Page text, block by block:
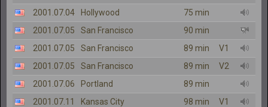
2001.07.04
Hollywood
75 min
2001.07.05
San Francisco
90 min
2001.07.05
San Francisco 89 min
V1
2001.07.05
San Francisco 89 min
V2
2001.07.06
Portland
89 min
2001.07.11
Kansas City 98 min
V1